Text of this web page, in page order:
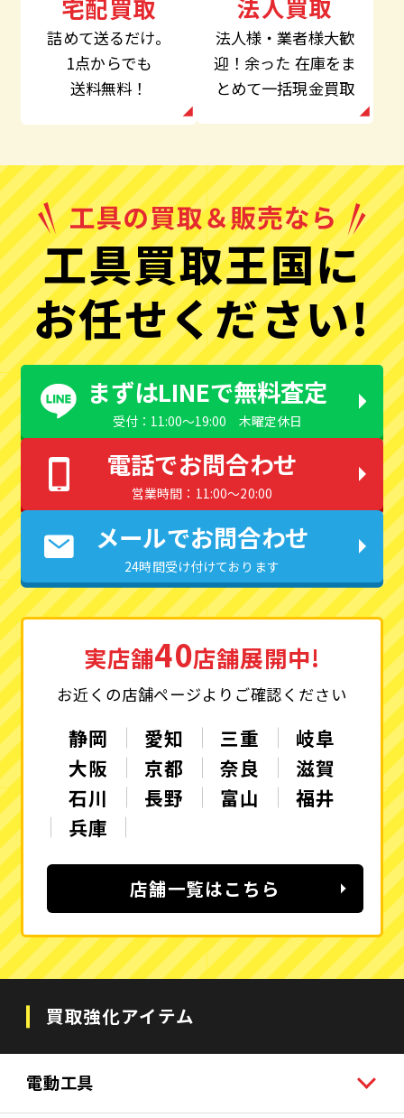
宅配買取
詰めて送るだけ。
1点からでも
送料無料！
法人買取
法人様・業者様大歓
迎！余った 在庫をま
とめて一括現金買取
工具買取王国に
お任せください!
まずはLINEで無料査定
受付：11:00〜19:00 木曜定休日
電話でお問合わせ
営業時間：11:00〜20:00
メールでお問合わせ
24時間受け付けております
実店舗40店舗展開中!
お近くの店舗ページよりご確認ください
静岡 愛知 三重
岐阜
大阪
京都 奈良
滋賀
石川
長野 富山
福井
兵庫
店舗一覧はこちら
買取強化アイテム
電動工具